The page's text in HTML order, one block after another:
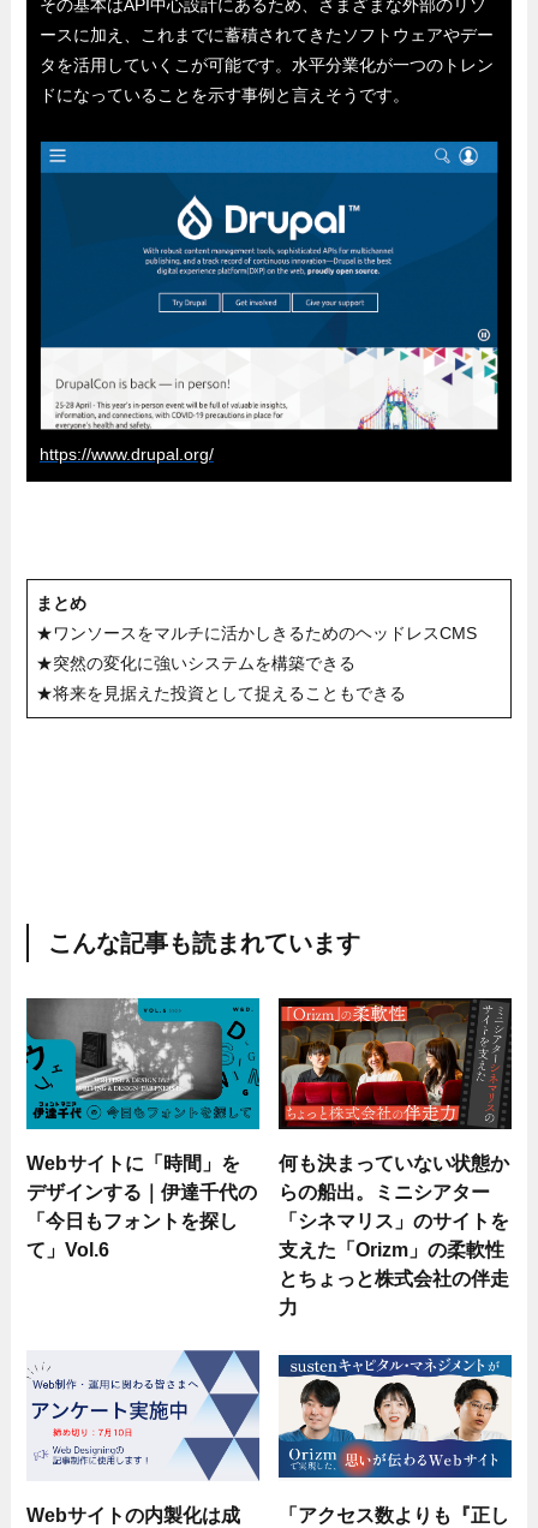
その基本はAPI中心設計にあるため、さまざまな外部のリソ
ースに加え、これまでに蓄積されてきたソフトウェアやデー
タを活用していくこが可能です。水平分業化が一つのトレン
ドになっていることを示す事例と言えそうです。
https://www.drupal.org/
まとめ
★ワンソースをマルチに活かしきるためのヘッドレスCMS
★突然の変化に強いシステムを構築できる
★将来を見据えた投資として捉えることもできる
こんな記事も読まれています
Webサイトに「時間」を
デザインする｜伊達千代の
「今日もフォントを探し
て」Vol.6
何も決まっていない状態か
らの船出。ミニシアター
「シネマリス」のサイトを
支えた「Orizm」の柔軟性
とちょっと株式会社の伴走
力
Webサイトの内製化は成
「アクセス数よりも『正し